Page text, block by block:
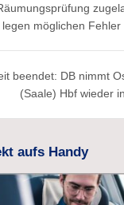
möglichen Fehler
beendet: DB nimmt
(Saale) Hbf wieder
aufs Handy